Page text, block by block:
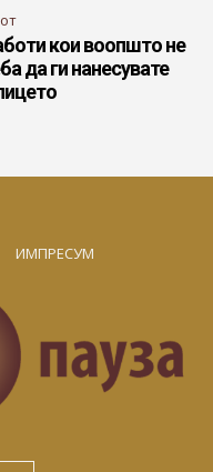
кои воопшто не
да ги нанесувате
ИМПРЕСУМ